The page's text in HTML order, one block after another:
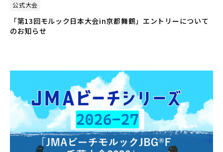
公式大会
「第13回モルック日本大会in京都舞鶴」エントリーについて
のお知らせ